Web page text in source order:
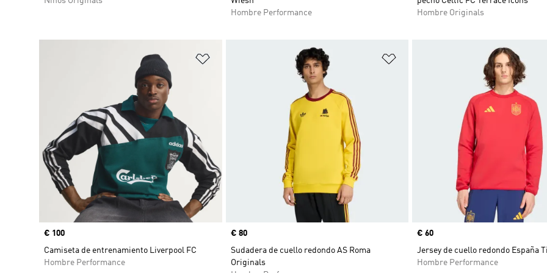
Hombre Performance
Hombre Originals
Añadir a la lista de deseos
Precio
€ 100
Camiseta de entrenamiento Liverpool FC
Hombre Performance
Añadir a la lista de deseos
Precio
€ 80
Sudadera de cuello redondo AS Roma
Originals
Precio
€ 60
Jersey de cuello redondo España
Hombre Performance